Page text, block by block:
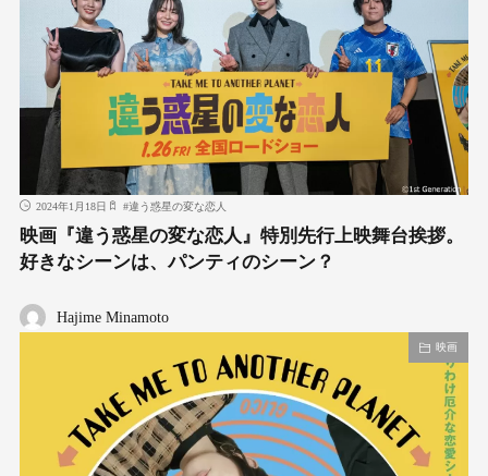
2024年1月18日 #違う惑星の変な恋人
映画『違う惑星の変な恋人』特別先行上映舞台挨拶。
好きなシーンは、パンティのシーン？
Hajime Minamoto
映画